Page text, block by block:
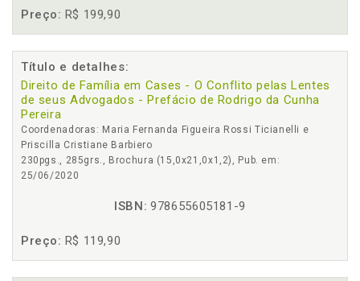
Preço: R$ 199,90
Título e detalhes:
Direito de Família em Cases - O Conflito pelas Lentes
de seus Advogados - Prefácio de Rodrigo da Cunha
Pereira
Coordenadoras: Maria Fernanda Figueira Rossi Ticianelli e
Priscilla Cristiane Barbiero
230pgs., 285grs., Brochura (15,0x21,0x1,2), Pub. em:
25/06/2020
ISBN: 978655605181-9
Preço: R$ 119,90